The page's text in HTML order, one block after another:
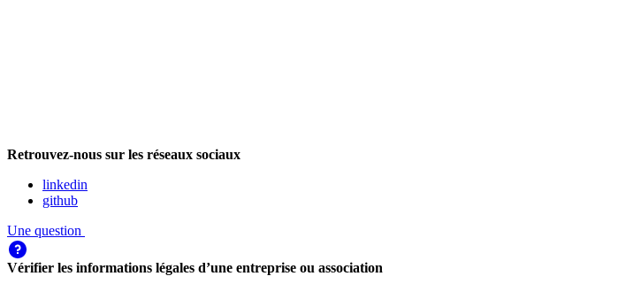
Retrouvez-nous sur les réseaux sociaux
linkedin
github
Une question
Vérifier les informations légales d’une entreprise ou association